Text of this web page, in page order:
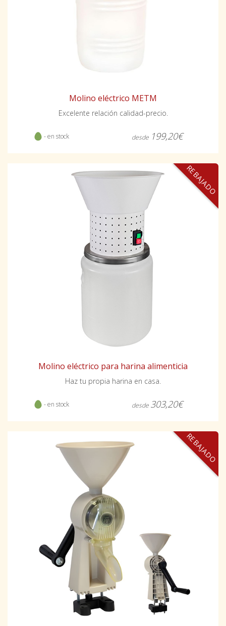
Molino eléctrico METM
Excelente relación calidad-precio.
- en stock desde 199,20€
REBAJADO
Molino eléctrico para harina alimenticia
Haz tu propia harina en casa.
- en stock desde 303,20€
REBAJADO